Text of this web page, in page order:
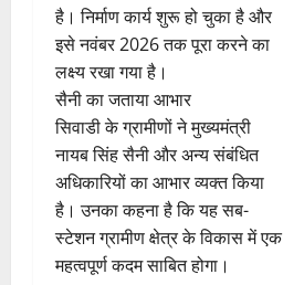
है। निर्माण कार्य शुरू हो चुका है और
इसे नवंबर 2026 तक पूरा करने का
लक्ष्य रखा गया है।
सैनी का जताया आभार
सिवाडी के ग्रामीणों ने मुख्यमंत्री
नायब सिंह सैनी और अन्य संबंधित
अधिकारियों का आभार व्यक्त किया
है। उनका कहना है कि यह सब-
स्टेशन ग्रामीण क्षेत्र के विकास में एक
महत्वपूर्ण कदम साबित होगा।